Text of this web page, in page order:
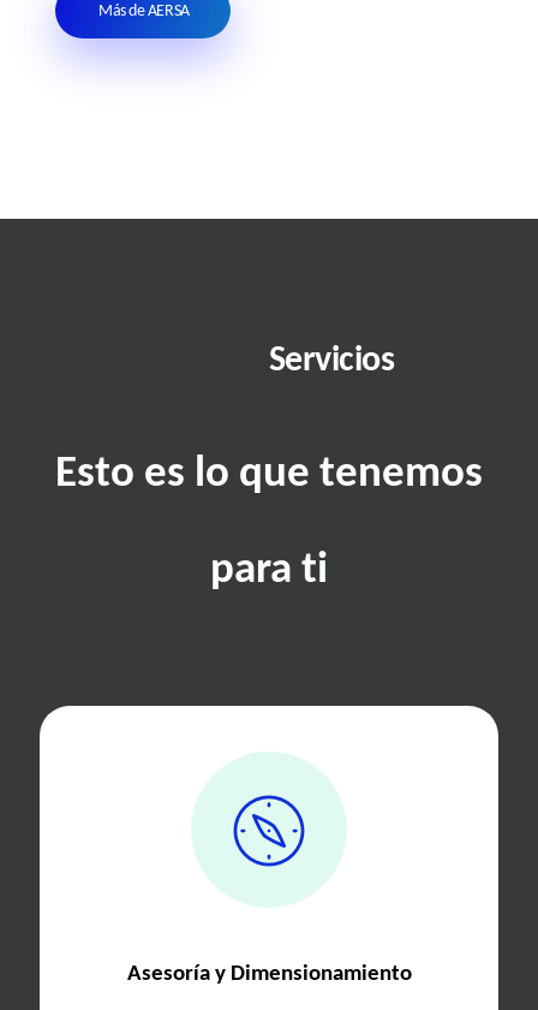
Más de AERSA
Servicios
Esto es lo que tenemos
para ti
Asesoría y Dimensionamiento